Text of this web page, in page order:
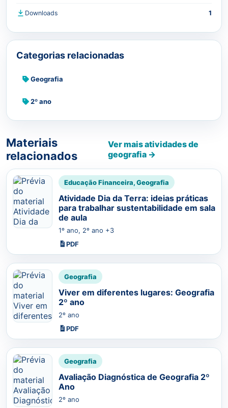
Downloads 1
Categorias relacionadas
Geografia
2º ano
Materiais
relacionados
Ver mais atividades de
geografia →
Educação Financeira, Geografia
Atividade Dia da Terra: ideias práticas
para trabalhar sustentabilidade em sala
de aula
1º ano, 2º ano +3
PDF
Geografia
Viver em diferentes lugares: Geografia
2º ano
2º ano
PDF
Geografia
Avaliação Diagnóstica de Geografia 2º
Ano
2º ano